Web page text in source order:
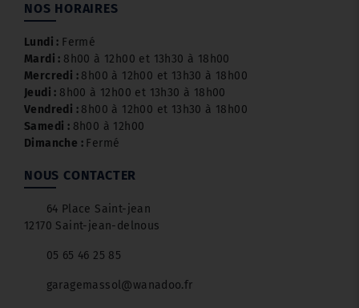
NOS HORAIRES
Lundi : Fermé
Mardi : 8h00 à 12h00 et 13h30 à 18h00
Mercredi : 8h00 à 12h00 et 13h30 à 18h00
Jeudi : 8h00 à 12h00 et 13h30 à 18h00
Vendredi : 8h00 à 12h00 et 13h30 à 18h00
Samedi : 8h00 à 12h00
Dimanche : Fermé
NOUS CONTACTER
64 Place Saint-jean
12170 Saint-jean-delnous
05 65 46 25 85
garagemassol@wanadoo.fr